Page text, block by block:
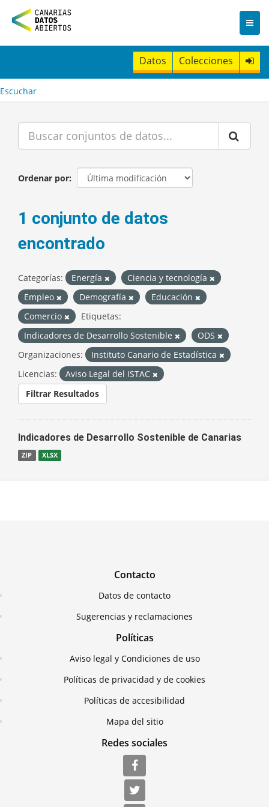
n
t
Datos Colecciones
Escuchar
Ordenar por
1 conjunto de datos
encontrado
Categorías: Energía
Ciencia y tecnología
Empleo
Demografía
Educación
Comercio
Etiquetas:
Indicadores de Desarrollo Sostenible
ODS
Organizaciones:
Instituto Canario de Estadística
Licencias:
Aviso Legal del ISTAC
Filtrar Resultados
Indicadores de Desarrollo Sostenible de Canarias
ZIP XLSX
Contacto
Datos de contacto
Sugerencias y reclamaciones
Políticas
Aviso legal y Condiciones de uso
Políticas de privacidad y de cookies
Políticas de accesibilidad
Mapa del sitio
Redes sociales